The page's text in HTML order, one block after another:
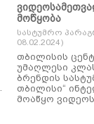
მოწყობა
სასტუმრო
08.02.2024)
თბილისის
უმაღლესი
ბრენდის
თბილისი“
მოაწყო